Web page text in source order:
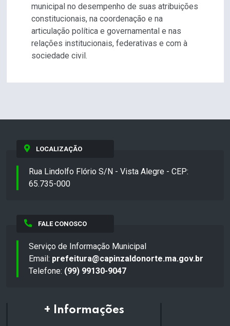
municipal no desempenho de suas atribuições
constitucionais, na coordenação e na
articulação política e governamental e nas
relações institucionais, federativas e com à
sociedade civil.
LOCALIZAÇÃO
Rua Lindolfo Flório S/N - Vista Alegre - CEP:
65.735-000
FALE CONOSCO
Serviço de Informação Municipal
Email: prefeitura@capinzaldonorte.ma.gov.br
Telefone: (99) 99130-9047
+ Informações